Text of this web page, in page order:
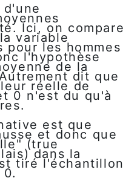
Ici, on compare
variable
pour les hommes
l'hypothèse
de la
dit que
réelle de
0 n'est du qu'à
est que
et donc que
(true
dans la
tiré l'échantillon